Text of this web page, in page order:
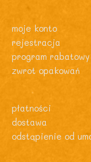
moje konto
rejestracja
program rabatowy
zwrot opakowań
płatności
dostawa
odstąpienie od